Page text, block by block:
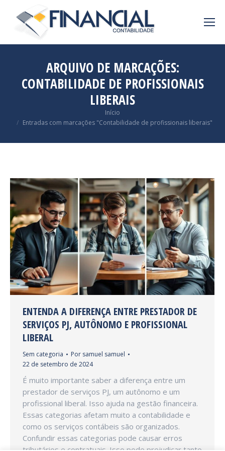
ARQUIVO DE MARCAÇÕES:
CONTABILIDADE DE PROFISSIONAIS
LIBERAIS
Início
Entradas com marcações "Contabilidade de profissionais liberais"
ENTENDA A DIFERENÇA ENTRE PRESTADOR DE
SERVIÇOS PJ, AUTÔNOMO E PROFISSIONAL
LIBERAL
Sem categoria Por samuel samuel
22 de setembro de 2024
É muito importante saber a diferença entre um
prestador de serviços PJ, um autônomo e um
profissional liberal. Isso ajuda na gestão financeira.
Essas categorias afetam muito a contabilidade e
como os serviços contábeis são organizados.
Confundir essas categorias pode causar erros